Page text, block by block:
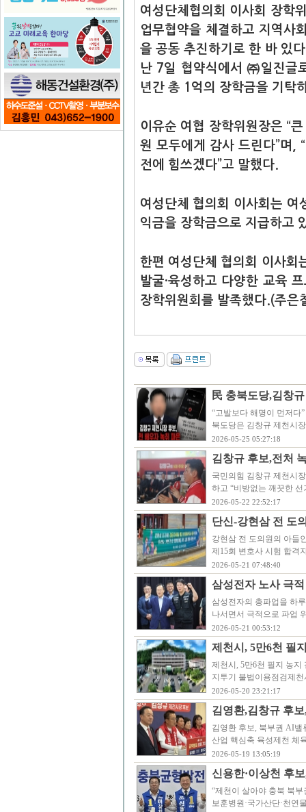
여성단체협의회 이사회 장학
업무협약을 체결하고 지역사
을 공동 추진하기로 한 바 있
난 7일 협약식에서 ㈜일진글
년간 총 1억의 장학금을 기탁
이유순 여협 장학위원장은 “
원 모두에게 감사 드린다”며,
전에 힘쓰겠다”고 말했다.
여성단체 협의회 이사회는 여
익금을 장학금으로 지급하고
한편 여성단체 협의회 이사회
발굴·육성하고 다양한 교육
장학위원회를 발족했다.(주은
民 충북도당,김창
“고발보다 해명이 먼저다
북도당은 김창규 제천시
2026-05-25 05:27:18
김창규 후보,전처
국민의힘 김창규 제천시
하고 “비방없는 깨끗한
2026-05-22 22:52:17
단신-강현삼 전 도
강현삼 전 도의원의 아들
제15회 변호사 시험 합격
2026-05-21 07:48:40
삼성전자 노사 극
삼성전자의 총파업을 하
나서면서 극적으로 파업
2026-05-21 00:53:12
제천시, 5만6천 필
제천시, 5만6천 필지 농지
지투기 불법이용점검제
2026-05-20 23:21:17
김영환,김창규 후
김영환 후보, 북부권 AI
산업 핵심축 육성제천 체
2026-05-19 13:05:19
신용한·이상천 후
“제천이 살아야 충북 북
보훈병원·국가산단·천연